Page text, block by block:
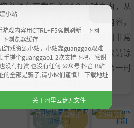
必须在下载后的24个小时之内，从
述内容。如果您喜欢该游戏内容，
，得到更好的正版服务。我们非常
权请邮件与我们联系处理。敬请谅
，我们会在第一时
萌化美
化
鼠标指
针
鼠标指针
小站
戏内容用CTRL+F5强制刷新一下网
浏览器缓存 ----------------------------------
游戏资源小站，小站靠guanggao艰难
手搓个guanggao1-2次支持下吧，感谢
没有打赏 也没有任何 公众号 抖音 B站
的全部是骗子,请小伙们谨慎！ 下载地址
关于阿里云盘无文件